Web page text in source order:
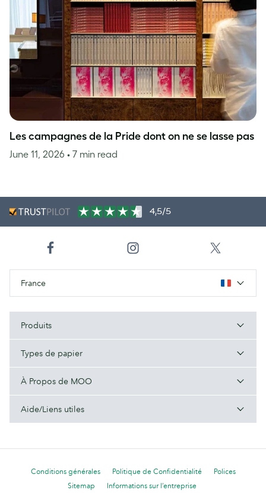
Les campagnes de la Pride dont on ne se lasse pas
June 11, 2026 • 7 min read
4,5/5
France
Produits
Types de papier
À Propos de MOO
Aide/Liens utiles
Conditions générales Politique de Confidentialité
Polices
Sitemap
Informations sur l’entreprise